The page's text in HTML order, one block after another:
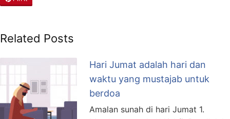
Related Posts
Hari Jumat adalah hari dan
waktu yang mustajab untuk
berdoa
Amalan sunah di hari Jumat 1.